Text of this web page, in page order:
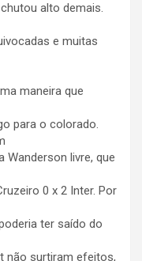
alto demais.
e muitas
maneira que
para o colorado.
Wanderson livre, que
0 x 2 Inter. Por
ter saído do
não surtiram efeitos,